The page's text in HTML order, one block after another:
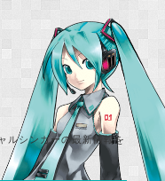
ルシンガーの最新情報を